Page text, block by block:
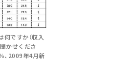
何ですか（収入
かせくださ
、2009年4月新